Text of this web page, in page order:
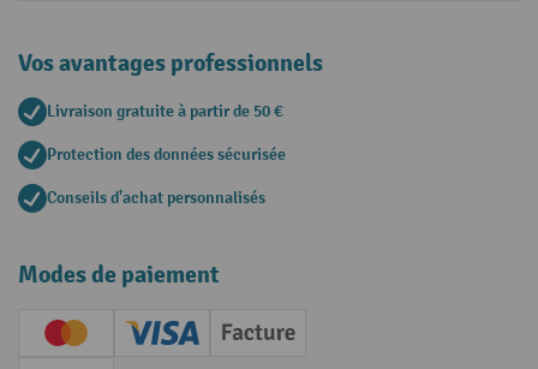
Vos avantages professionnels
Livraison gratuite à partir de 50 €
Protection des données sécurisée
Conseils d'achat personnalisés
Modes de paiement
Creditcard (Master)Creditcard (Visa)
Facture